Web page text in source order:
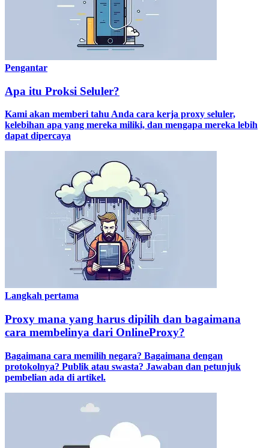
Pengantar
Apa itu Proksi Seluler?
Kami akan memberi tahu Anda cara kerja proxy seluler,
kelebihan apa yang mereka miliki, dan mengapa mereka lebih
dapat dipercaya
Langkah pertama
Proxy mana yang harus dipilih dan bagaimana
cara membelinya dari OnlineProxy?
Bagaimana cara memilih negara? Bagaimana dengan
protokolnya? Publik atau swasta? Jawaban dan petunjuk
pembelian ada di artikel.